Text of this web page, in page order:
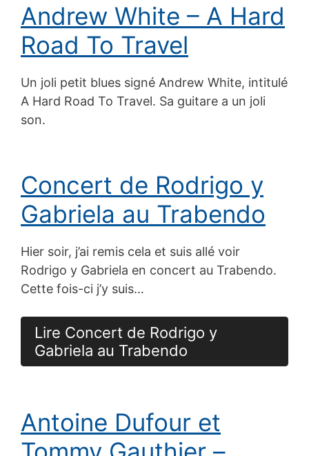
Andrew White – A Hard
Road To Travel
Un joli petit blues signé Andrew White, intitulé
A Hard Road To Travel. Sa guitare a un joli
son.
Concert de Rodrigo y
Gabriela au Trabendo
Hier soir, j’ai remis cela et suis allé voir
Rodrigo y Gabriela en concert au Trabendo.
Cette fois-ci j’y suis…
Lire Concert de Rodrigo y
Gabriela au Trabendo
Antoine Dufour et